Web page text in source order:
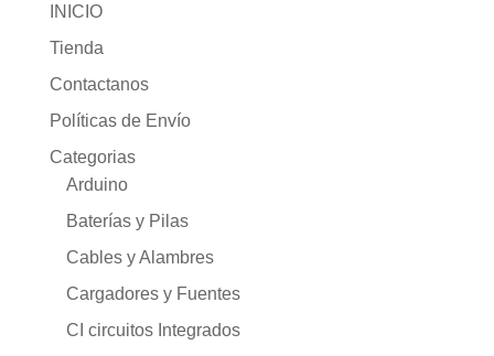
INICIO
Tienda
Contactanos
Políticas de Envío
Categorias
Arduino
Baterías y Pilas
Cables y Alambres
Cargadores y Fuentes
CI circuitos Integrados